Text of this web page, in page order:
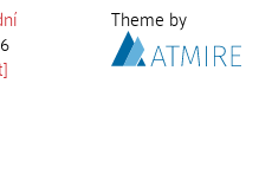
Theme by